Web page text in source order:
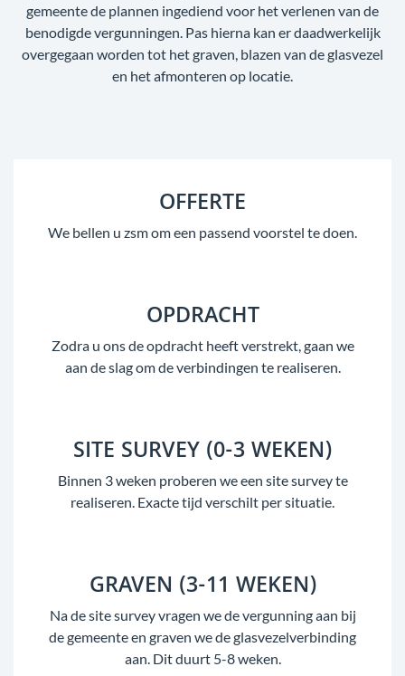
gemeente de plannen ingediend voor het verlenen van de
benodigde vergunningen. Pas hierna kan er daadwerkelijk
overgegaan worden tot het graven, blazen van de glasvezel
en het afmonteren op locatie.
OFFERTE
We bellen u zsm om een passend voorstel te doen.
OPDRACHT
Zodra u ons de opdracht heeft verstrekt, gaan we
aan de slag om de verbindingen te realiseren.
SITE SURVEY (0-3 WEKEN)
Binnen 3 weken proberen we een site survey te
realiseren. Exacte tijd verschilt per situatie.
GRAVEN (3-11 WEKEN)
Na de site survey vragen we de vergunning aan bij
de gemeente en graven we de glasvezelverbinding
aan. Dit duurt 5-8 weken.